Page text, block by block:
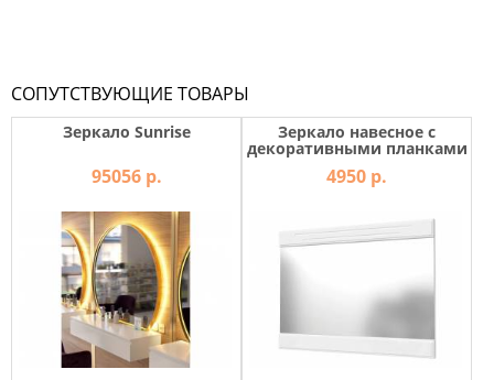
СОПУТСТВУЮЩИЕ ТОВАРЫ
Зеркало Sunrise
95056 р.
Зеркало навесное с
декоративными планками
Олимп Белый
4950 р.